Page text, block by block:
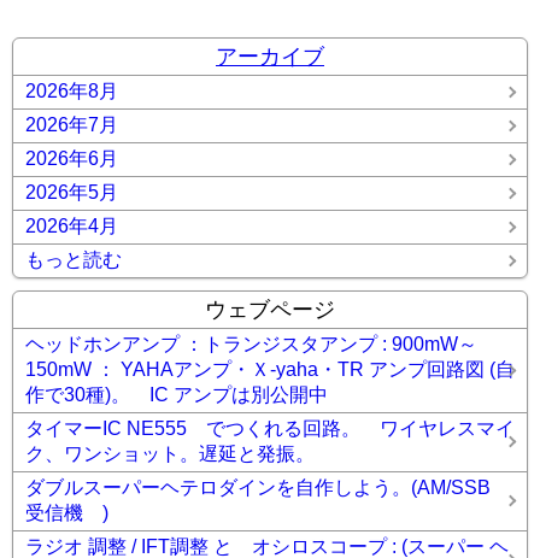
アーカイブ
2026年8月
2026年7月
2026年6月
2026年5月
2026年4月
もっと読む
ウェブページ
ヘッドホンアンプ ：トランジスタアンプ : 900mW～
150mW ： YAHAアンプ・Ｘ-yaha・TR アンプ回路図 (自
作で30種)。 IC アンプは別公開中
タイマーIC NE555 でつくれる回路。 ワイヤレスマイ
ク、ワンショット。遅延と発振。
ダブルスーパーヘテロダインを自作しよう。(AM/SSB
受信機 )
ラジオ 調整 / IFT調整 と オシロスコープ : (スーパー ヘ